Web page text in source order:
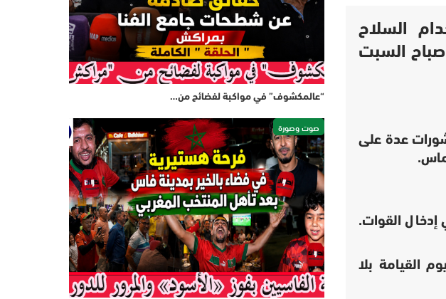
السلاح
السبت
عدة على
إدخال القوات.
القيامة بلا
“عالمكشوف” في مواكبة لفضائح من…
صوت وصورة